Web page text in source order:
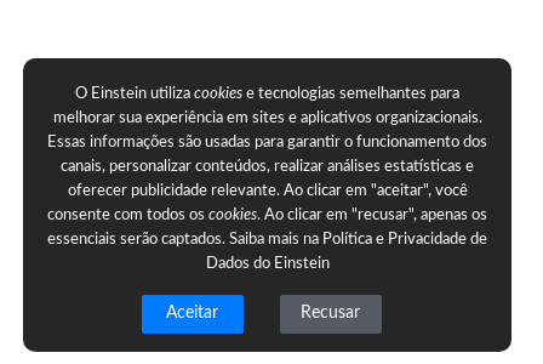
O Einstein utilizacookies e tecnologias semelhantes para
melhorar sua experiência em sites e aplicativos organizacionais.
Essas informações são usadas para garantir o funcionamento dos
canais, personalizar conteúdos, realizar análises estatísticas e
oferecer publicidade relevante. Ao clicar em "aceitar", você
consente com todos oscookies. Ao clicar em "recusar", apenas os
essenciais serão captados. Saiba mais na Política e Privacidade de
Dados do Einstein
Aceitar Recusar